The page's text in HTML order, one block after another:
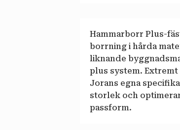
Hammarborr Plus-
borrning i hårda
liknande
plus system.
Jorans egna
storlek och
passform.